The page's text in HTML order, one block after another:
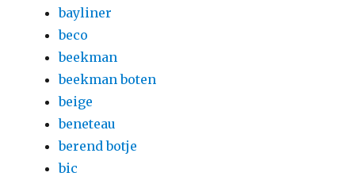
bayliner
beco
beekman
beekman boten
beige
beneteau
berend botje
bic